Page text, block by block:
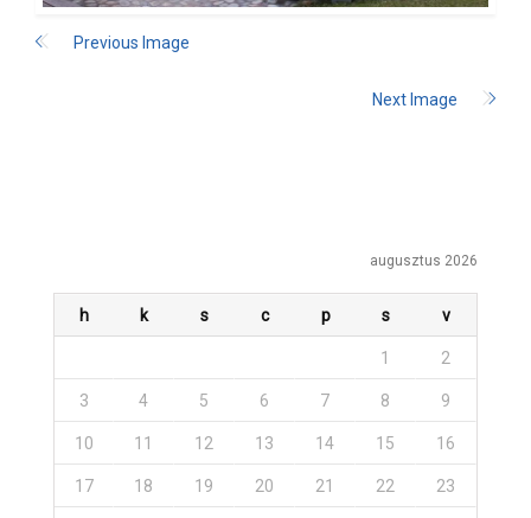
Previous Image
Next Image
augusztus 2026
h k s c p s v
1 2
3 4 5 6 7 8 9
10 11 12 13 14 15 16
17 18 19 20 21 22 23